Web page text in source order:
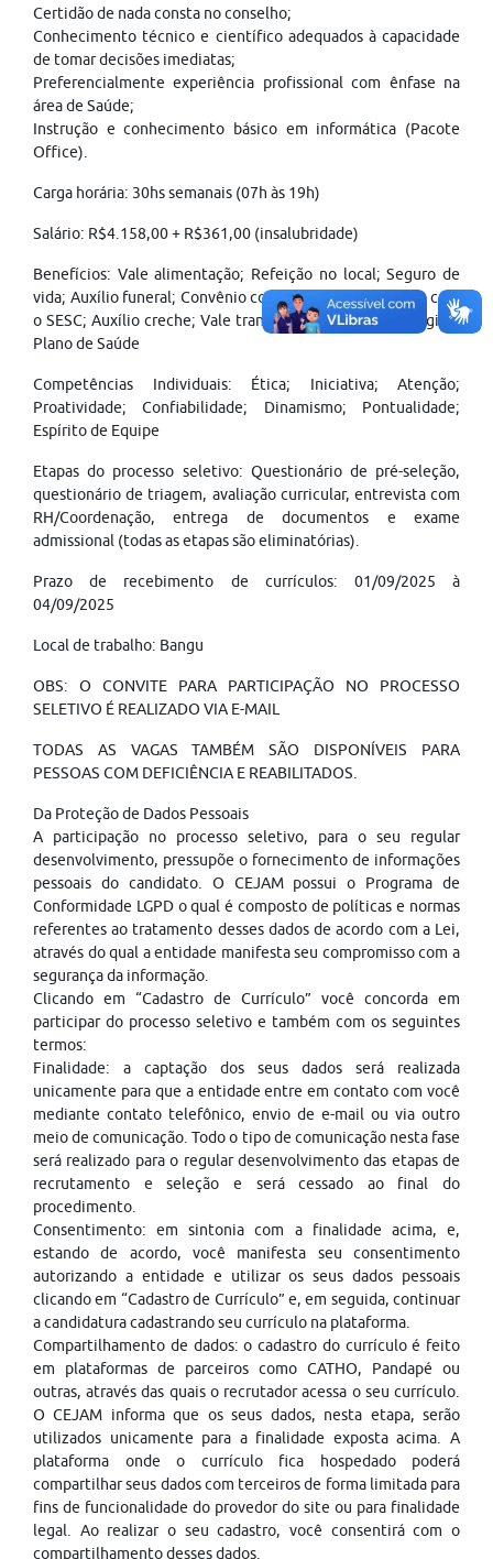
Certidão de nada consta no conselho;
Conhecimento técnico e científico adequados à capacidade
de tomar decisões imediatas;
Preferencialmente experiência profissional com ênfase na
área de Saúde;
Instrução e conhecimento básico em informática (Pacote
Office).
Carga horária: 30hs semanais (07h às 19h)
Salário: R$4.158,00 + R$361,00 (insalubridade)
Benefícios: Vale alimentação; Refeição no local; Seguro de
vida; Auxílio funeral; Convênio com faculdade; Convênio com
o SESC; Auxílio creche; Vale transporte; Plano odontológico.
Plano de Saúde
Competências Individuais: Ética; Iniciativa; Atenção;
Proatividade; Confiabilidade; Dinamismo; Pontualidade;
Espírito de Equipe
Etapas do processo seletivo: Questionário de pré-seleção,
questionário de triagem, avaliação curricular, entrevista com
RH/Coordenação, entrega de documentos e exame
admissional (todas as etapas são eliminatórias).
Prazo de recebimento de currículos: 01/09/2025 à
04/09/2025
Local de trabalho: Bangu
OBS: O CONVITE PARA PARTICIPAÇÃO NO PROCESSO
SELETIVO É REALIZADO VIA E-MAIL
TODAS AS VAGAS TAMBÉM SÃO DISPONÍVEIS PARA
PESSOAS COM DEFICIÊNCIA E REABILITADOS.
Da Proteção de Dados Pessoais
A participação no processo seletivo, para o seu regular
desenvolvimento, pressupõe o fornecimento de informações
pessoais do candidato. O CEJAM possui o Programa de
Conformidade LGPD o qual é composto de políticas e normas
referentes ao tratamento desses dados de acordo com a Lei,
através do qual a entidade manifesta seu compromisso com a
segurança da informação.
Clicando em “Cadastro de Currículo” você concorda em
participar do processo seletivo e também com os seguintes
termos:
Finalidade: a captação dos seus dados será realizada
unicamente para que a entidade entre em contato com você
mediante contato telefônico, envio de e-mail ou via outro
meio de comunicação. Todo o tipo de comunicação nesta fase
será realizado para o regular desenvolvimento das etapas de
recrutamento e seleção e será cessado ao final do
procedimento.
Consentimento: em sintonia com a finalidade acima, e,
estando de acordo, você manifesta seu consentimento
autorizando a entidade e utilizar os seus dados pessoais
clicando em “Cadastro de Currículo” e, em seguida, continuar
a candidatura cadastrando seu currículo na plataforma.
Compartilhamento de dados: o cadastro do currículo é feito
em plataformas de parceiros como CATHO, Pandapé ou
outras, através das quais o recrutador acessa o seu currículo.
O CEJAM informa que os seus dados, nesta etapa, serão
utilizados unicamente para a finalidade exposta acima. A
plataforma onde o currículo fica hospedado poderá
compartilhar seus dados com terceiros de forma limitada para
fins de funcionalidade do provedor do site ou para finalidade
legal. Ao realizar o seu cadastro, você consentirá com o
compartilhamento desses dados.